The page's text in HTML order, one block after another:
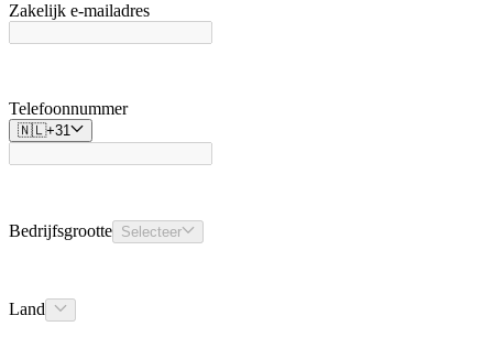
Zakelijk e-mailadres
Telefoonnummer
🇳🇱+31
Bedrijfsgrootte Selecteer
Land